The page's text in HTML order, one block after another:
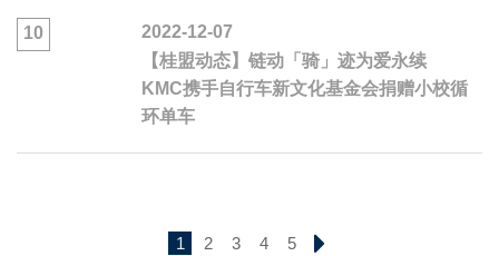
10
2022-12-07
【桂盟动态】链动「骑」迹为爱永续
KMC携手自行车新文化基金会捐赠小校循
环单车
1 2 3 4 5